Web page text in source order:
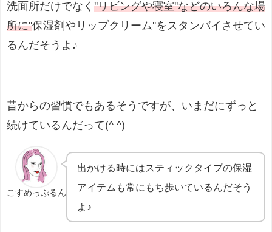
洗面所だけでなく ''リビングや寝室''などのいろんな場
所に''保湿剤やリップクリーム''をスタンバイさせてい
るんだそうよ♪
昔からの習慣でもあるそうですが、いまだにずっと
続けているんだって(^ ^)
こすめっぷるん
出かける時にはスティックタイプの保湿
アイテムも常にもち歩いているんだそう
よ♪